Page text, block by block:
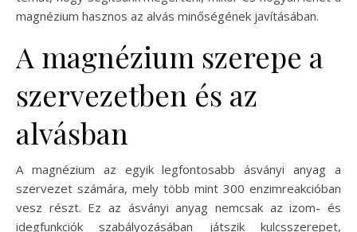
magnézium hasznos az alvás minőségének javításában.
A magnézium szerepe a
szervezetben és az
alvásban
A magnézium az egyik legfontosabb ásványi anyag a
szervezet számára, mely több mint 300 enzimreakcióban
vesz részt. Ez az ásványi anyag nemcsak az izom- és
idegfunkciók szabályozásában játszik kulcsszerepet,